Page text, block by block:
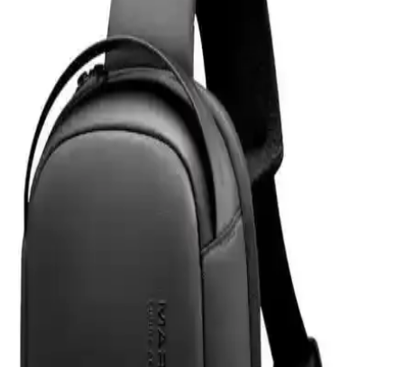
Powerway 128 GB USB 3.0 Metal Mini Flash Bellek
İnceleme ve Kullanım Özellikleri
Powerway 128 GB USB 3.0 metal mini bellek, yüksek hız ve
dayanıklılık sunan taşınabilir depolama çözümüdür. Şık tasarımı ve
geniş kapasitesiyle büyük dosya transferlerinde avantaj sağlar.
Z-Mobile MacBook Air M2 ve M3 13.6 İnç Koruma
Seti Detaylı İnceleme ve Analiz
Z-Mobile'ın MacBook Air M2 ve M3 modelleriyle uyumlu 13.6 inç
koruma seti, şeffaf tasarımı ve dayanıklı malzemeleriyle cihazınızı
estetik ve güvenle korur, kullanıcı memnuniyetini artırır.
Eyfel Efs-2500 Güç Kaynağı: Temel Özellikler ve
Kullanıcı Değerlendirmeleri
Eyfel Efs-2500, 250W güç çıkışıyla temel bilgisayar ihtiyaçlarına
uygun, fanlı soğutmalı ve dayanıklılık sorunlarıyla dikkat çeken bir